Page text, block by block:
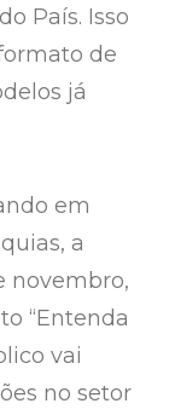
País. Isso
de
já
em
a
novembro,
“Entenda
vai
no setor